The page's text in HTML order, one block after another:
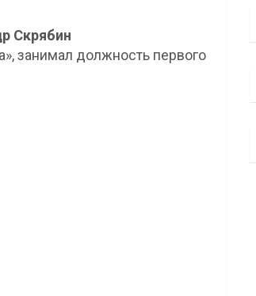
Скрябин
занимал должность первого